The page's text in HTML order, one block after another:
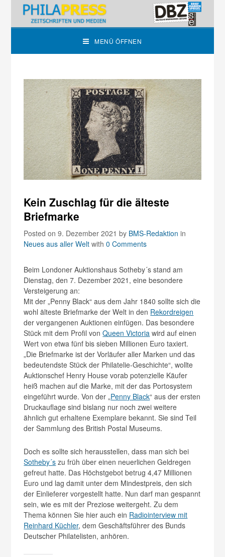
MENÜ ÖFFNEN
Kein Zuschlag für die älteste
Briefmarke
Posted on 9. Dezember 2021by BMS-Redaktion in
Neues aus aller Welt with0 Comments
Beim Londoner Auktionshaus Sotheby´s stand am
Dienstag, den 7. Dezember 2021, eine besondere
Versteigerung an:
Mit der „Penny Black“ aus dem Jahr 1840 sollte sich die
wohl älteste Briefmarke der Welt in den Rekordreigen
der vergangenen Auktionen einfügen. Das besondere
Stück mit dem Profil vonQueen Victoria wird auf einen
Wert von etwa fünf bis sieben Millionen Euro taxiert.
„Die Briefmarke ist der Vorläufer aller Marken und das
bedeutendste Stück der Philatelie-Geschichte“, wollte
Auktionschef Henry House vorab potenzielle Käufer
heiß machen auf die Marke, mit der das Portosystem
eingeführt wurde. Von der „Penny Black“ aus der ersten
Druckauflage sind bislang nur noch zwei weitere
ähnlich gut erhaltene Exemplare bekannt. Sie sind Teil
der Sammlung des British Postal Museums.
Doch es sollte sich herausstellen, dass man sich bei
Sotheby´s zu früh über einen neuerlichen Geldregen
gefreut hatte. Das Höchstgebot betrug 4,47 Millionen
Euro und lag damit unter dem Mindestpreis, den sich
der Einlieferer vorgestellt hatte. Nun darf man gespannt
sein, wie es mit der Preziose weitergeht. Zu dem
Thema können Sie hier auch ein Radiointerview mit
Reinhard Küchler, dem Geschäftsführer des Bunds
Deutscher Philatelisten, anhören.